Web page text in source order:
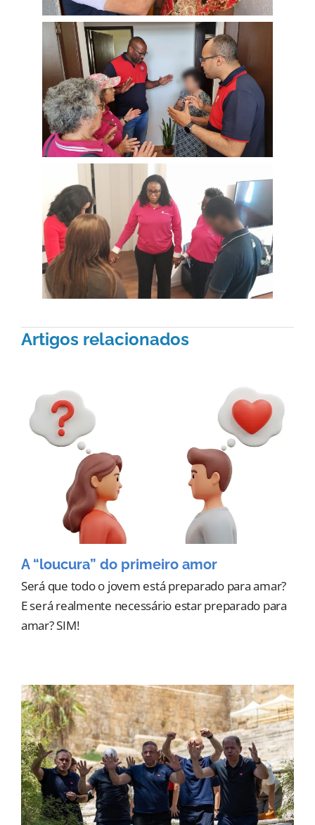
Artigos relacionados
A “loucura” do primeiro amor
Será que todo o jovem está preparado para amar?
E será realmente necessário estar preparado para
amar? SIM!